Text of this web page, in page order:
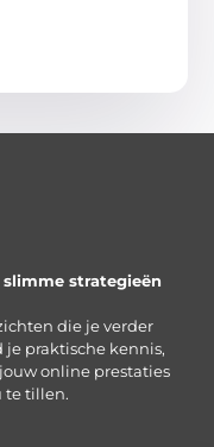
strategieën
die je verder
praktische kennis,
online prestaties
te tillen.